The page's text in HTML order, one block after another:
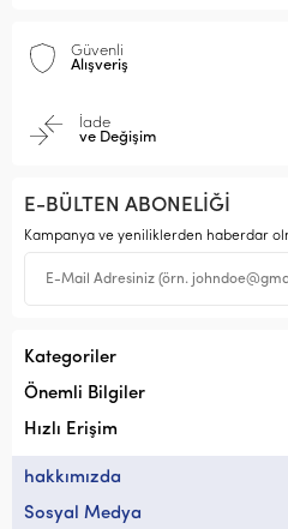
Güvenli
Alışveriş
İade
ve Değişim
E-BÜLTEN ABONELİĞİ
Kampanya ve yeniliklerden haberdar
Kategoriler
Önemli Bilgiler
Hızlı Erişim
hakkımızda
Sosyal Medya